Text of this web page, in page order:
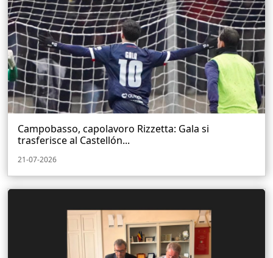
Campobasso, capolavoro Rizzetta: Gala si
trasferisce al Castellón...
21-07-2026